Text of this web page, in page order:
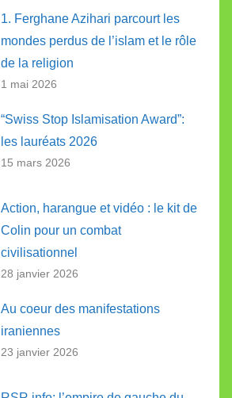
1. Ferghane Azihari parcourt les
mondes perdus de l’islam et le rôle
de la religion
1 mai 2026
“Swiss Stop Islamisation Award”:
les lauréats 2026
15 mars 2026
Action, harangue et vidéo : le kit de
Colin pour un combat
civilisationnel
28 janvier 2026
Au coeur des manifestations
iraniennes
23 janvier 2026